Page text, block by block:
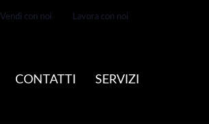
Vendi con noi Lavora con noi
CONTATTI SERVIZI